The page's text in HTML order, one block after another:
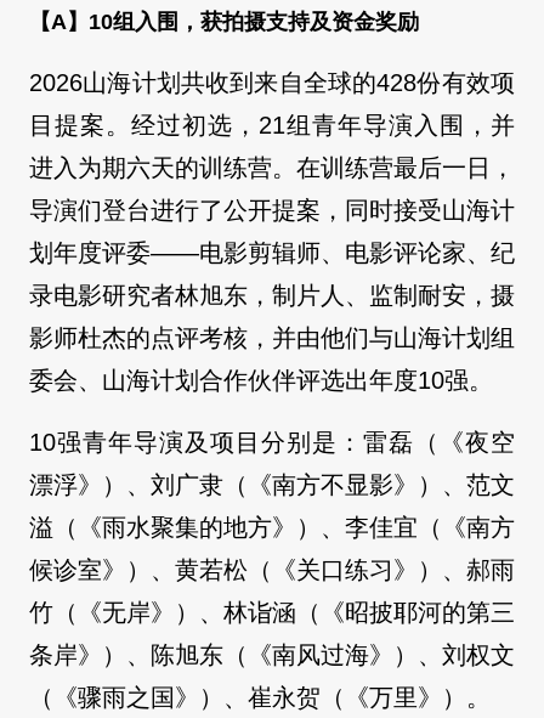
【A】10组入围，获拍摄支持及资金奖励
2026山海计划共收到来自全球的428份有效项
目提案。经过初选，21组青年导演入围，并
进入为期六天的训练营。在训练营最后一日，
导演们登台进行了公开提案，同时接受山海计
划年度评委——电影剪辑师、电影评论家、纪
录电影研究者林旭东，制片人、监制耐安，摄
影师杜杰的点评考核，并由他们与山海计划组
委会、山海计划合作伙伴评选出年度10强。
10强青年导演及项目分别是：雷磊（《夜空
漂浮》）、刘广隶（《南方不显影》）、范文
溢（《雨水聚集的地方》）、李佳宜（《南方
候诊室》）、黄若松（《关口练习》）、郝雨
竹（《无岸》）、林诣涵（《昭披耶河的第三
条岸》）、陈旭东（《南风过海》）、刘权文
（《骤雨之国》）、崔永贺（《万里》）。